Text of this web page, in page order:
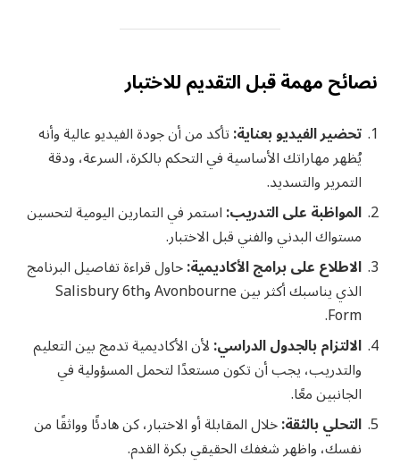
نصائح مهمة قبل التقديم للاختبار
تحضير الفيديو بعناية:تأكد من أن جودة الفيديو عالية وأنه
يُظهر مهاراتك الأساسية في التحكم بالكرة، السرعة، ودقة
التمرير والتسديد.
المواظبة على التدريب:استمر في التمارين اليومية لتحسين
مستواك البدني والفني قبل الاختبار.
الاطلاع على برامج الأكاديمية:حاول قراءة تفاصيل البرنامج
الذي يناسبك أكثر بين Avonbourne وSalisbury 6th
Form.
الالتزام بالجدول الدراسي:لأن الأكاديمية تدمج بين التعليم
والتدريب، يجب أن تكون مستعدًا لتحمل المسؤولية في
الجانبين معًا.
التحلي بالثقة:خلال المقابلة أو الاختبار، كن هادئًا وواثقًا من
نفسك، واظهر شغفك الحقيقي بكرة القدم.